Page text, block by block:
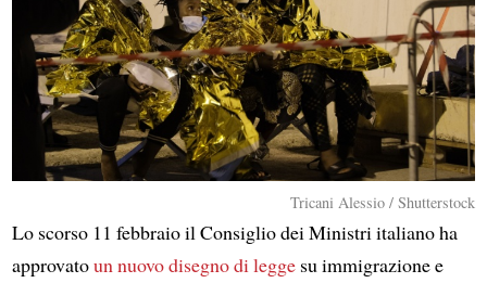
Tricani Alessio / Shutterstock
Lo scorso 11 febbraio il Consiglio dei Ministri italiano ha
approvatoun nuovo disegno di leggesu immigrazione e